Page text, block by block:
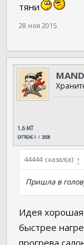
тяни
28 ноя 2015
44444 сказал(а): ↑
Пришла в
Идея хорошая
быстрее
прогрева